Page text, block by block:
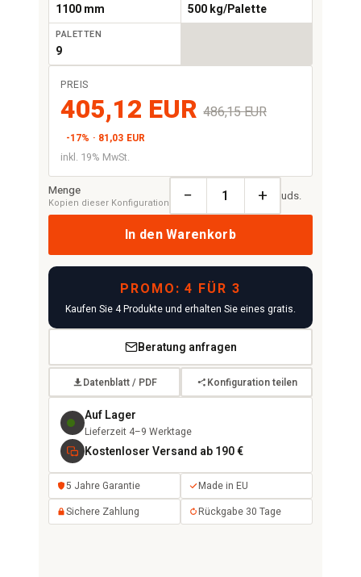
1100 mm 500 kg/Palette
PALETTEN
9
PREIS
405,12 EUR 486,15 EUR
-17% · 81,03 EUR
inkl. 19% MwSt.
Menge
Kopien dieser Konfiguration − + uds.
In den Warenkorb
PROMO: 4 FÜR 3
Kaufen Sie 4 Produkte und erhalten Sie eines gratis.
Beratung anfragen
Datenblatt / PDF Konfiguration teilen
Auf Lager
Lieferzeit 4–9 Werktage
Kostenloser Versand ab 190 €
5 Jahre Garantie
Made in EU
Sichere Zahlung
Rückgabe 30 Tage